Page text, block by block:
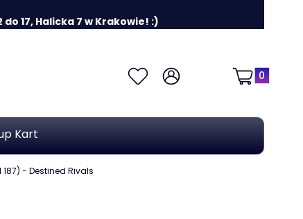
17, Halicka 7 w Krakowie! :)
UlubioneZaloguj się
Produkty w
Koszyk
Kart
- Destined Rivals